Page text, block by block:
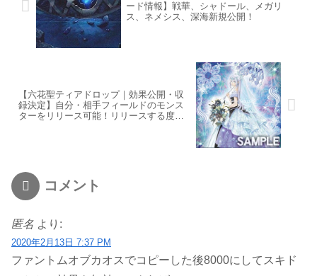
ード情報】戦華、シャドール、メガリ
ス、ネメシス、深海新規公開！
【六花聖ティアドロップ｜効果公開・収
録決定】自分・相手フィールドのモンス
ターをリリース可能！リリースする度に
コメント
匿名 より:
2020年2月13日 7:37 PM
ファントムオブカオスでコピーした後8000にしてスキド